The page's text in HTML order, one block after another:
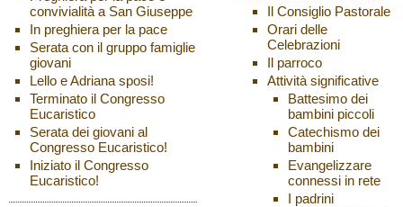
convivialità a San Giuseppe
In preghiera per la pace
Serata con il gruppo famiglie
giovani
Lello e Adriana sposi!
Terminato il Congresso
Eucaristico
Serata dei giovani al
Congresso Eucaristico!
Iniziato il Congresso
Eucaristico!
Il Consiglio Pastorale
Orari delle
Celebrazioni
Il parroco
Attività significative
Battesimo dei
bambini piccoli
Catechismo dei
bambini
Evangelizzare
connessi in rete
I padrini